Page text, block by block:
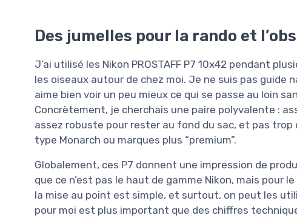
Des jumelles pour la rando et
J’ai utilisé les Nikon PROSTAFF P7 10x42 pendant
les oiseaux autour de chez moi. Je ne suis pas guide
aime bien voir un peu mieux ce qui se passe au loin
Concrètement, je cherchais une paire polyvalente :
assez robuste pour rester au fond du sac, et pas
type Monarch ou marques plus “premium”.
Globalement, ces P7 donnent une impression de
que ce n’est pas le haut de gamme Nikon, mais pour
la mise au point est simple, et surtout, on peut les
pour moi est plus important que des chiffres